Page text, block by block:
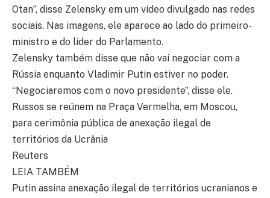
Otan”, disse Zelensky em um vídeo divulgado nas redes
sociais. Nas imagens, ele aparece ao lado do primeiro-
ministro e do líder do Parlamento.
Zelensky também disse que não vai negociar com a
Rússia enquanto Vladimir Putin estiver no poder.
“Negociaremos com o novo presidente”, disse ele.
Russos se reúnem na Praça Vermelha, em Moscou,
para cerimônia pública de anexação ilegal de
territórios da Ucrânia
Reuters
LEIA TAMBÉM
Putin assina anexação ilegal de territórios ucranianos e